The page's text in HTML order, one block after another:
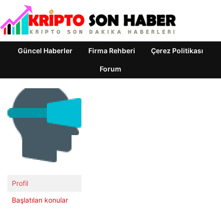
Güncel Haberler Firma Rehberi Çerez Politikası
Forum
Profil
Başlatılan konular